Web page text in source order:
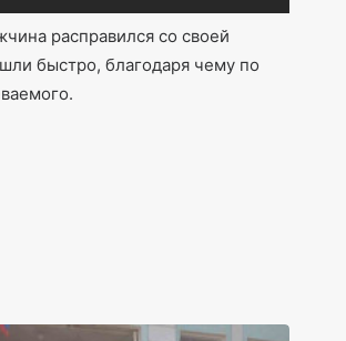
расправился со своей
быстро, благодаря чему по